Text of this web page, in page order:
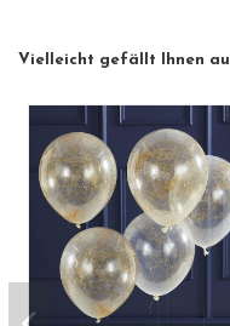
Vielleicht gefällt Ihnen